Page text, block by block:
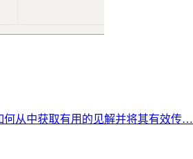
何从中获取有用的见解并将其有效传…